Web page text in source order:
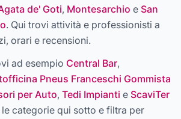
de' Goti, Montesarchio e San
. Qui trovi attività e professionisti a
orari e recensioni.
ad esempio Central Bar,
Pneus Franceschi Gommista
per Auto, Tedi Impianti e ScaviTer
le categorie qui sotto e filtra per